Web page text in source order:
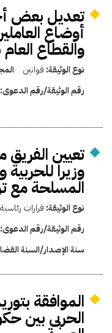
تعديل بعض
أوضاع
والقطاع العام
نوع الوثيقة: قوانين
رقم الوثيقة/رقم الدعوى:
تعيين
وزيرا للحربية
المسلحة مع
نوع الوثيقة: قرارات رئاسية
رقم الوثيقة/رقم الدعوى:
سنة الإصدار/السنة
الموافقة
الحربى بين